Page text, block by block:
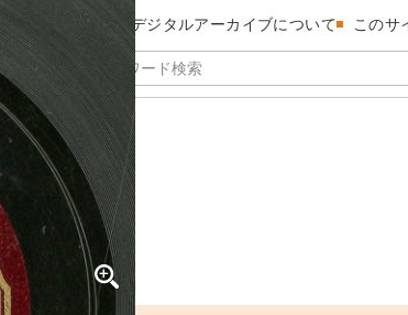
昭和館デジタルアーカイブについて このサ